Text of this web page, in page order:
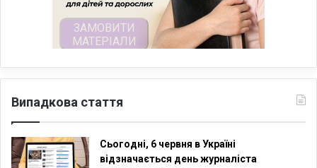
Випадкова стаття
Сьогодні, 6 червня в Україні
відзначається день журналіста